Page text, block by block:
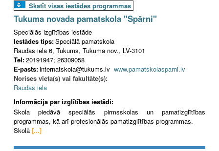
Skatīt visas iestādes programmas
Tukuma novada pamatskola "Spārni"
Speciālās izglītības iestāde
Iestādes tips:Speciālā pamatskola
Raudas iela 6, Tukums, Tukuma nov., LV-3101
Tel:20191947; 26309058
E-pasts:internatskola@tukums.lv www.pamatskolasparni.lv
Norises vieta(s) vai fakultāte(s):
Raudas iela
Informācija par izglītības iestādi:
Skola piedāvā speciālās pirmsskolas un pamatizglītības
programmas, kā arī profesionālās pamatizglītības programmas.
Skolā [...]